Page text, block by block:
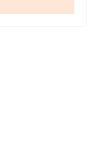
la facturación en el